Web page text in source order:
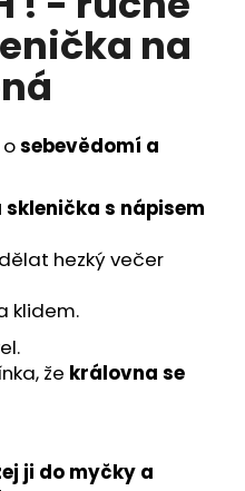
na
sebevědomí a
s nápisem
hezký večer
klidem.
že královna se
ji do myčky a